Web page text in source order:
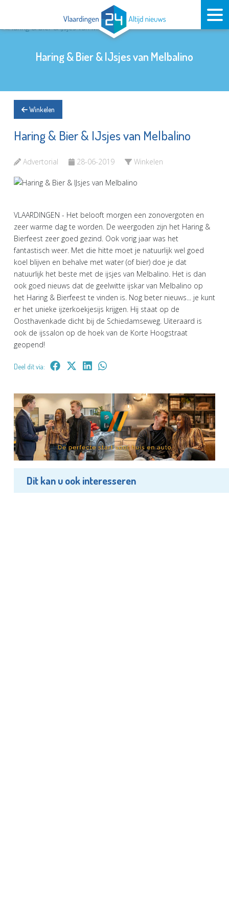
Haring & Bier & IJsjes van Melbalino
Winkelen
Haring & Bier & IJsjes van Melbalino
Advertorial 28-06-2019 Winkelen
VLAARDINGEN - Het belooft morgen een zonovergoten en
zeer warme dag te worden. De weergoden zijn het Haring &
Bierfeest zeer goed gezind. Ook vorig jaar was het
fantastisch weer. Met die hitte moet je natuurlijk wel goed
koel blijven en behalve met water (of bier) doe je dat
natuurlijk het beste met de ijsjes van Melbalino. Het is dan
ook goed nieuws dat de geelwitte ijskar van Melbalino op
het Haring & Bierfeest te vinden is. Nog beter nieuws... je kunt
er het unieke ijzerkoekjesijs krijgen. Hij staat op de
Oosthavenkade dicht bij de Schiedamseweg. Uiteraard is
ook de ijssalon op de hoek van de Korte Hoogstraat
geopend!
Deel dit via:
Dit kan u ook interesseren